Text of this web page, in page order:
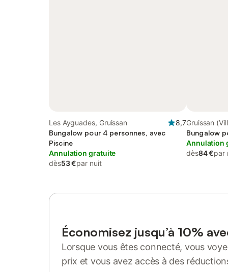
Les Ayguades, Gruissan
8,7
Bungalow pour 4 personnes, avec
Piscine
Annulation gratuite
dès53 €par nuit
Gruissan
Bungalow
Annulation
dès84 €par
Économisez jusqu’à 10%
Lorsque vous êtes connecté, vous
prix et vous avez accès à des